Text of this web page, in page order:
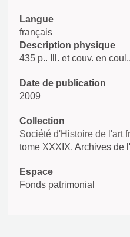
Langue
français
Description physique
435 p.. Ill. et couv. en
Date de publication
2009
Collection
Société d'Histoire de l'art
tome XXXIX. Archives de
Espace
Fonds patrimonial